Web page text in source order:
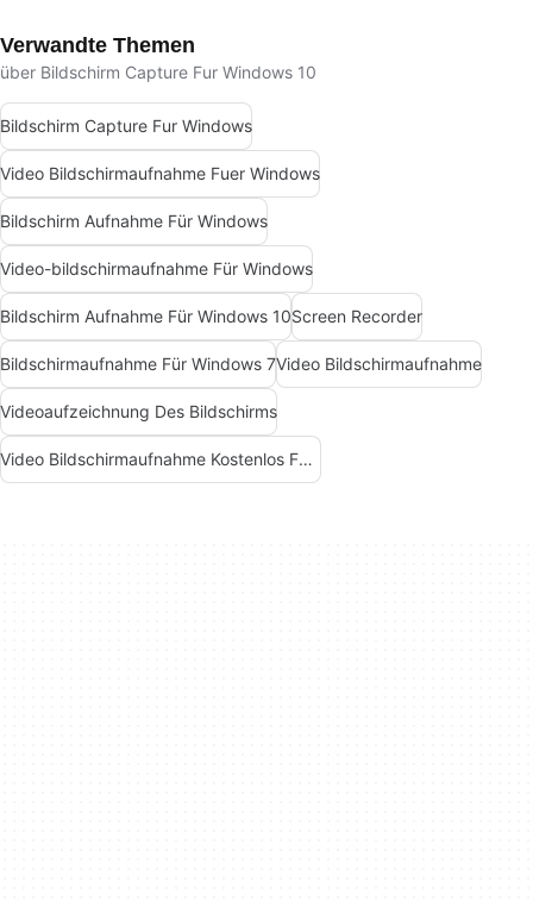
Verwandte Themen
über Bildschirm Capture Fur Windows 10
Bildschirm Capture Fur Windows
Video Bildschirmaufnahme Fuer Windows
Bildschirm Aufnahme Für Windows
Video-bildschirmaufnahme Für Windows
Bildschirm Aufnahme Für Windows 10Screen Recorder
Bildschirmaufnahme Für Windows 7Video Bildschirmaufnahme
Videoaufzeichnung Des Bildschirms
Video Bildschirmaufnahme Kostenlos Fuer Windows